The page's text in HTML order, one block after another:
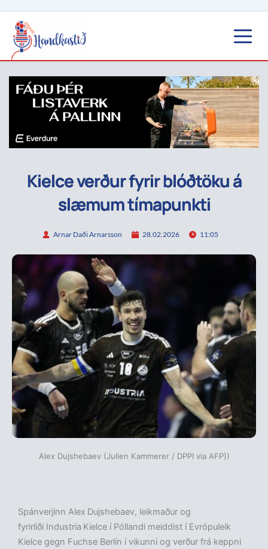
Kielce verður fyrir blóðtöku á
slæmum tímapunkti
Arnar Daði Arnarsson 28.02.2026 11:05
Alex Dujshebaev (Julien Kammerer / DPPI via AFP))
Spánverjinn Alex Dujshebaev, leikmaður og
fyrirliði Industria Kielce í Póllandi meiddist í Evrópuleik
Kielce gegn Fuchse Berlín í vikunni og verður frá keppni